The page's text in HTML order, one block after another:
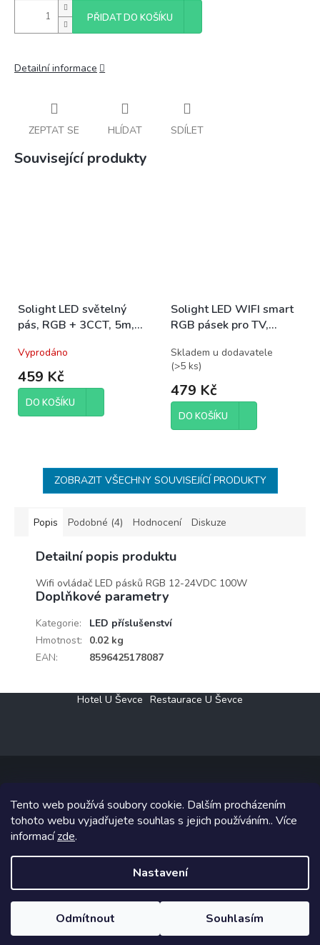
Tento web používá soubory cookie. Dalším procházením
tohoto webu vyjadřujete souhlas s jejich používáním.. Více
informacízde.
Nastavení
Odmítnout Souhlasím
PŘIDAT DO KOŠÍKU
Detailní informace
ZEPTAT SE HLÍDAT SDÍLET
Související produkty
Solight LED světelný
pás, RGB + 3CCT, 5m,
dálk. ovladačem, 5W/m,
IP65
Vyprodáno
459 Kč
DO KOŠÍKU
Solight LED WIFI smart
RGB pásek pro TV,
Skladem u dodavatele
(>5 ks)
479 Kč
DO KOŠÍKU
ZOBRAZIT VŠECHNY SOUVISEJÍCÍ PRODUKTY
Popis Podobné (4) Hodnocení Diskuze
Detailní popis produktu
Wifi ovládač LED pásků RGB 12-24VDC 100W
Doplňkové parametry
Kategorie:
LED příslušenství
Hmotnost:
0.02 kg
EAN: 8596425178087
Hotel U Ševce Restaurace U Ševce
Copyright 2026Elektro Klesný s.r.o.. Všechna práva vyhrazena.
Grafický návrh vytvořil a na Shoptet implementoval
Shoptetak.cz.
Vytvořil Shoptet